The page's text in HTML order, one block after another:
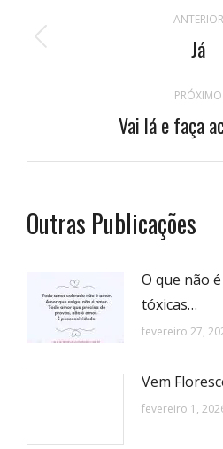
de
ANTERIOR
Já
PRÓXIMO
Vai lá e faça
Outras Publicações
O que não
tóxicas…
fevereiro 27,
Vem
fevereiro 1,